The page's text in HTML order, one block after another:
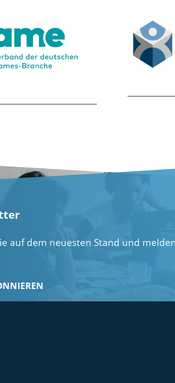
auf dem neuesten Stand und